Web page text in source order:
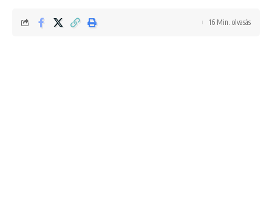
16 Min. olvasás